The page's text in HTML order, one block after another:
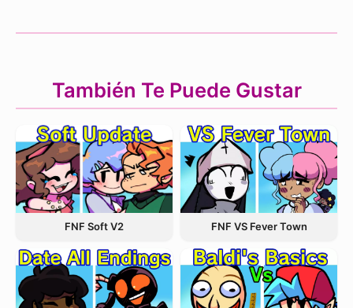
También Te Puede Gustar
FNF Soft V2 FNF VS Fever Town